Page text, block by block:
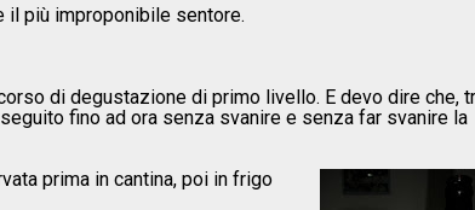
il più improponibile sentore.
di degustazione di primo livello. E devo dire che,
fino ad ora senza svanire e senza far svanire la
prima in cantina, poi in frigo